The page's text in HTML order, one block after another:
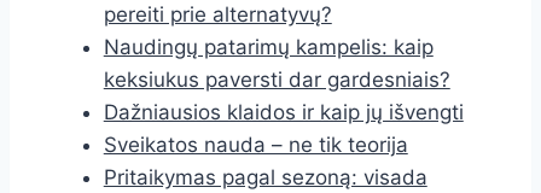
pereiti prie alternatyvų?
Naudingų patarimų kampelis: kaip
keksiukus paversti dar gardesniais?
Dažniausios klaidos ir kaip jų išvengti
Sveikatos nauda – ne tik teorija
Pritaikymas pagal sezoną: visada